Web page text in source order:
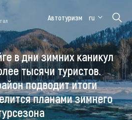
Медицинский
форум
Алтайская
зимовка
Автотуризм ru
в дни зимних каникул
тысячи туристов.
подводит итоги
планами зимнего